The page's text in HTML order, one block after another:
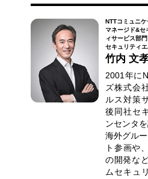
NTTコミュニ
マネージド&セ
ィサービス部
セキュリティ
竹内 文
2001年に
ズ株式会
ルス対策
後同社セ
ンセンタを
海外グル
ト参画や
の開発な
ムセキュ